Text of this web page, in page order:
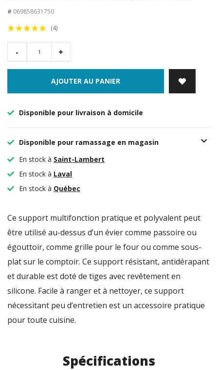
# 069858631750
(4)
- +
AJOUTER AU PANIER
Disponible pour livraison à domicile
Disponible pour ramassage en magasin
En stock à Saint-Lambert
En stock à Laval
En stock à Québec
Ce support multifonction pratique et polyvalent peut
être utilisé au-dessus d’un évier comme passoire ou
égouttoir, comme grille pour le four ou comme sous-
plat sur le comptoir. Ce support résistant, antidérapant
et durable est doté de tiges avec revêtement en
silicone. Facile à ranger et à nettoyer, ce support
nécessitant peu d’entretien est un accessoire pratique
pour toute cuisine.
Spécifications